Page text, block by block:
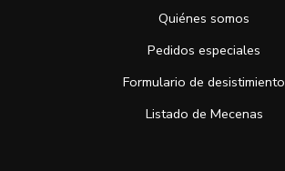
Quiénes somos
Pedidos especiales
Formulario de desistimiento
Listado de Mecenas